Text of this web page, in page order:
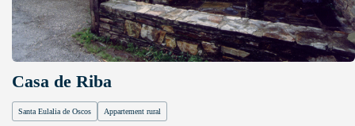
Casa de Riba
Santa Eulalia de Oscos Appartement rural